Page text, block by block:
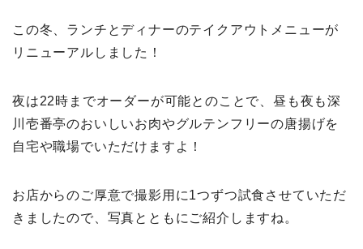
この冬、ランチとディナーのテイクアウトメニューが
リニューアルしました！
夜は22時までオーダーが可能とのことで、昼も夜も深
川壱番亭のおいしいお肉やグルテンフリーの唐揚げを
自宅や職場でいただけますよ！
お店からのご厚意で撮影用に1つずつ試食させていただ
きましたので、写真とともにご紹介しますね。